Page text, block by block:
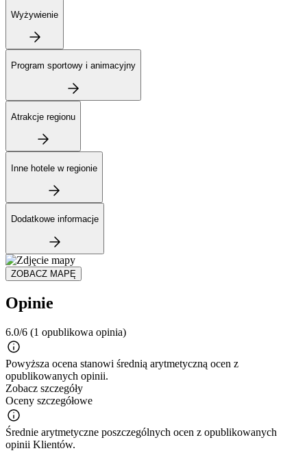
Wyżywienie
Program sportowy i animacyjny
Atrakcje regionu
Inne hotele w regionie
Dodatkowe informacje
ZOBACZ MAPĘ
Opinie
6.0/6 (1 opublikowa opinia)
Powyższa ocena stanowi średnią arytmetyczną ocen z
opublikowanych opinii.
Zobacz szczegóły
Oceny szczegółowe
Średnie arytmetyczne poszczególnych ocen z opublikowanych
opinii Klientów.